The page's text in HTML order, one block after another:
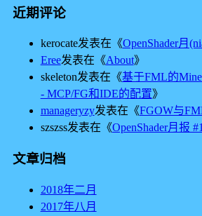
近期评论
kerocate发表在《OpenShader月
Eree发表在《About》
skeleton发表在《基于FML的
- MCP/FG和IDE的配置》
manageryzy发表在《FGOW与
szszss发表在《OpenShader月报 #1
文章归档
2018年二月
2017年八月